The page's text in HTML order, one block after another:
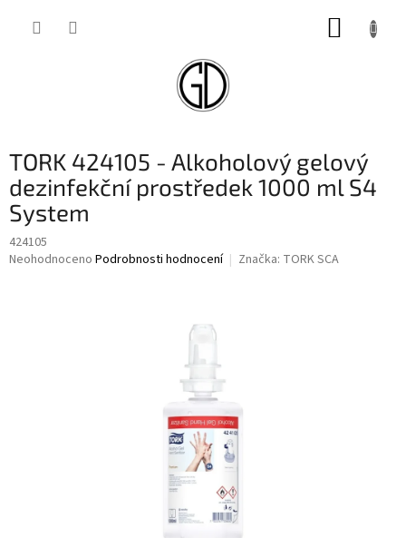
TORK 424105 - Alkoholový gelový
dezinfekční prostředek 1000 ml S4
System
424105
Průměrné
Neohodnoceno Podrobnosti hodnocení Značka: TORK SCA